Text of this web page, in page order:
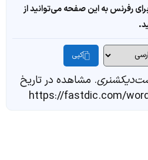
رفرنس به این صفحه می‌توانید از
کپی
. مشاهده در تاریخ